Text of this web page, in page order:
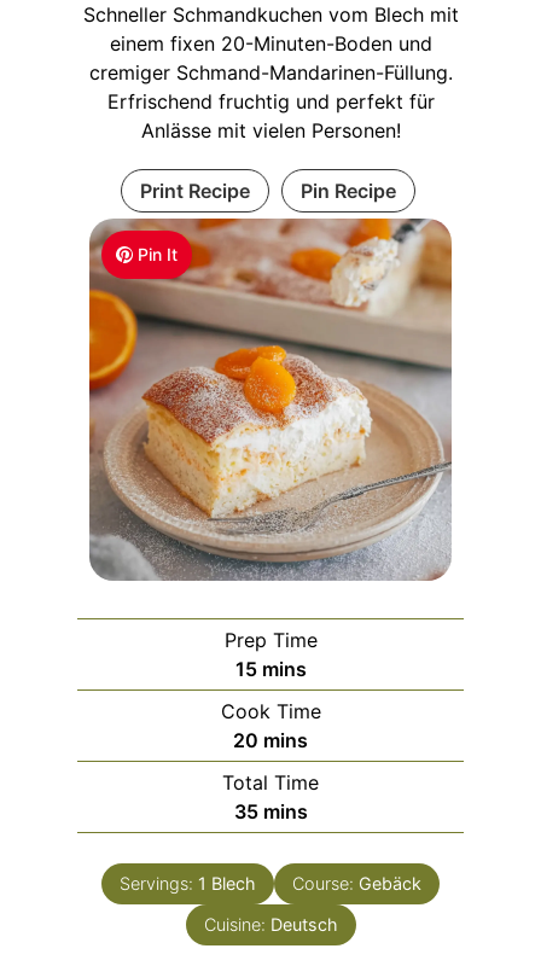
Pin It
Schneller Schmandkuchen vom Blech mit
einem fixen 20-Minuten-Boden und
cremiger Schmand-Mandarinen-Füllung.
Erfrischend fruchtig und perfekt für
Anlässe mit vielen Personen!
Print Recipe Pin Recipe
Prep Time
15m
i
n
u
t
e
s
mins
Cook Time
20 m
i
n
u
s
mins
Total Time
35m
i
n
u
t
mins
Servings: 1 Blech Course: Gebäck
Cuisine: Deutsch